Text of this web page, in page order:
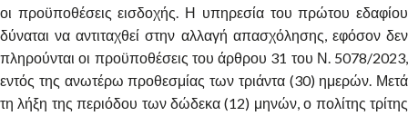
οι προϋποθέσεις εισδοχής. Η υπηρεσία του πρώτου εδαφίου
δύναται να αντιταχθεί στην αλλαγή απασχόλησης, εφόσον δεν
πληρούνται οι προϋποθέσεις του άρθρου 31 του Ν. 5078/2023,
εντός της ανωτέρω προθεσμίας των τριάντα (30) ημερών. Μετά
τη λήξη της περιόδου των δώδεκα (12) μηνών, ο πολίτης τρίτης